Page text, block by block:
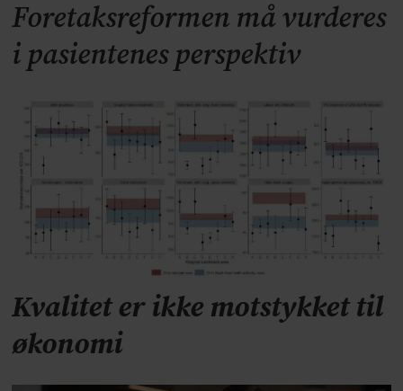
Foretaksreformen må vurderes
i pasientenes perspektiv
Kvalitet er ikke motstykket til
økonomi